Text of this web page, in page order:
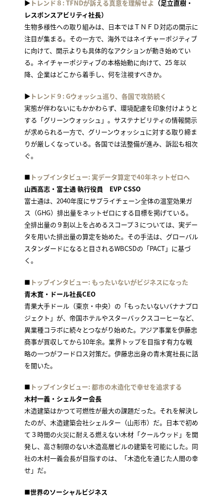
▶トレンド８: TFNDが訴える真意を理解せよ （足立直樹・
レスポンスアビリティ社長）
生物多様性への取り組みは、日本ではＴＮＦＤ対応の開示に
注目が集まる。その一方で、海外ではネイチャーポジティブ
に向けて、開示よりも具体的なアクションが動き始めてい
る。ネイチャーポジティブの本格始動に向けて、25 年以
降、企業はどこから着手し、何を注視すべきか。
▶トレンド９: Gウォッシュ巡り、各国で攻防続く
実態が伴わないにもかかわらず、環境配慮を印象付けようと
する「グリーンウォッシュ」。サステナビリティの情報開示
が求められる一方で、グリーンウォッシュに対する取り締ま
りが厳しくなっている。各国では法整備が進み、訴訟も相次
ぐ。
■ トップインタビュー: 実データ算定で40年ネットゼロへ
山西高志・富士通 執行役員 EVP CSSO
富士通は、2040年度にサプライチェーン全体の温室効果ガ
ス（GHG）排出量をネットゼロにする目標を掲げている。
全排出量の９割以上を占めるスコープ３については、実デー
タを用いた排出量の算定を始めた。その手法は、グローバル
スタンダードになると目されるWBCSDの「PACT」に基づ
く。
■ トップインタビュー: もったいないがビジネスになった
青木寛・ドール社長CEO
青果大手ドール（東京・中央）の「もったいないバナナプロ
ジェクト」が、帝国ホテルやスターバックスコーヒーなど、
異業種コラボに続々とつながり始めた。アジア事業を伊藤忠
商事が買収してから10年余。業界トップを目指す有力な戦
略の一つがフードロス対策だ。伊藤忠出身の青木寛社長に話
を聞いた。
■ トップインタビュー: 都市の木造化で幸せを追求する
木村一義・シェルター会長
木造建築はかつて可燃性が最大の課題だった。それを解決し
たのが、木造建築会社シェルター（山形市）だ。日本で初め
て３時間の火災に耐える燃えない木材「クールウッド」を開
発し、高さ制限のない木造高層ビルの建築を可能にした。同
社の木村一義会長が目指すのは、「木造化を通じた人間の幸
せ」だ。
■世界のソーシャルビジネス